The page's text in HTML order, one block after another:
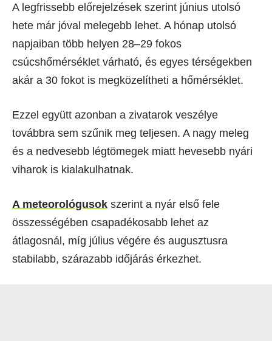
A legfrissebb előrejelzések szerint június utolsó
hete már jóval melegebb lehet. A hónap utolsó
napjaiban több helyen 28–29 fokos
csúcshőmérséklet várható, és egyes térségekben
akár a 30 fokot is megközelítheti a hőmérséklet.
Ezzel együtt azonban a zivatarok veszélye
továbbra sem szűnik meg teljesen. A nagy meleg
és a nedvesebb légtömegek miatt hevesebb nyári
viharok is kialakulhatnak.
A meteorológusok szerint a nyár első fele
összességében csapadékosabb lehet az
átlagosnál, míg július végére és augusztusra
stabilabb, szárazabb időjárás érkezhet.